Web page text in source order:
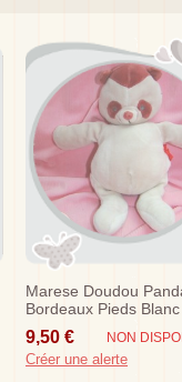
Marese Doudou
Bordeaux Pieds
9,50 € NON
Créer une alerte